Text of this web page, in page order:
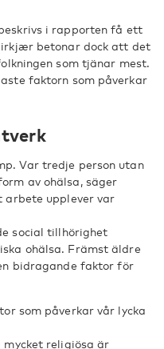
i rapporten få ett
betonar dock att det
som tjänar mest.
faktorn som påverkar
Var tredje person utan
av ohälsa, säger
arbete upplever var
social tillhörighet
ohälsa. Främst äldre
bidragande faktor för
som påverkar vår lycka
mycket religiösa är